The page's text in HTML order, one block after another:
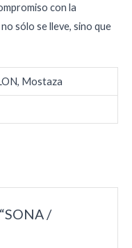
con la
sólo se lleve, sino que
Mostaza
/